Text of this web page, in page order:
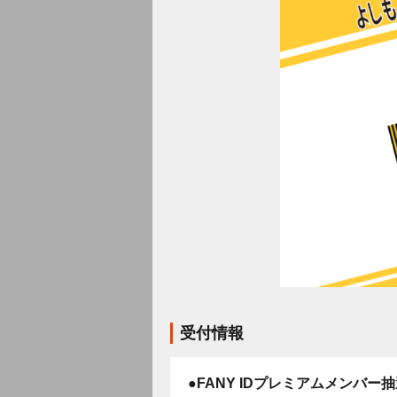
受付情報
●FANY IDプレミアムメンバー